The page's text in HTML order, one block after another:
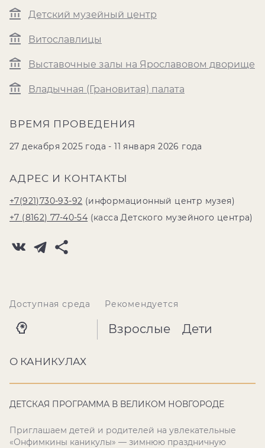
Детский музейный центр
Витославлицы
Выставочные залы на Ярославовом дворище
Владычная (Грановитая) палата
ВРЕМЯ ПРОВЕДЕНИЯ
27 декабря 2025 года - 11 января 2026 года
АДРЕС И КОНТАКТЫ
+7(921)730-93-92 (информационный центр музея)
+7 (8162) 77-40-54 (касса Детского музейного центра)
Доступная среда Рекомендуется
Взрослые Дети
О КАНИКУЛАХ
ДЕТСКАЯ ПРОГРАММА В ВЕЛИКОМ НОВГОРОДЕ
Приглашаем детей и родителей на увлекательные
«Онфимкины каникулы» — зимнюю праздничную